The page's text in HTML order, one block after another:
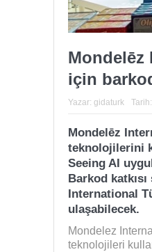
Mondelēz
için
Yazar: gidaturk Tarih:
Mondelēz
teknolojilerini
Seeing AI
Barkod
International
ulaşabilecek.
Mondelez
teknolojileri